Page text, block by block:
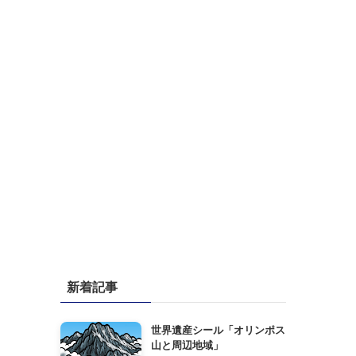
新着記事
世界遺産シール「オリンポス
山と周辺地域」